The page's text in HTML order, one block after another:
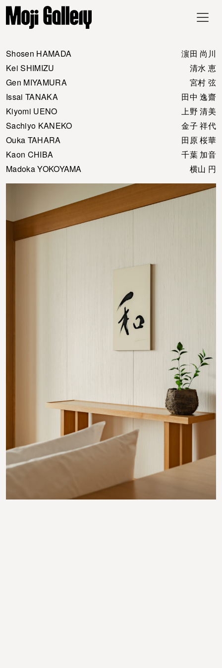
Shosen HAMADA
濵田 尚川
Kei SHIMIZU
清水 恵
Gen MIYAMURA
宮村 弦
Issai TANAKA
田中 逸齋
Kiyomi UENO
上野 清美
Sachiyo KANEKO
金子 祥代
Ouka TAHARA
田原 桜華
Kaon CHIBA
千葉 加音
Madoka YOKOYAMA
横山 円